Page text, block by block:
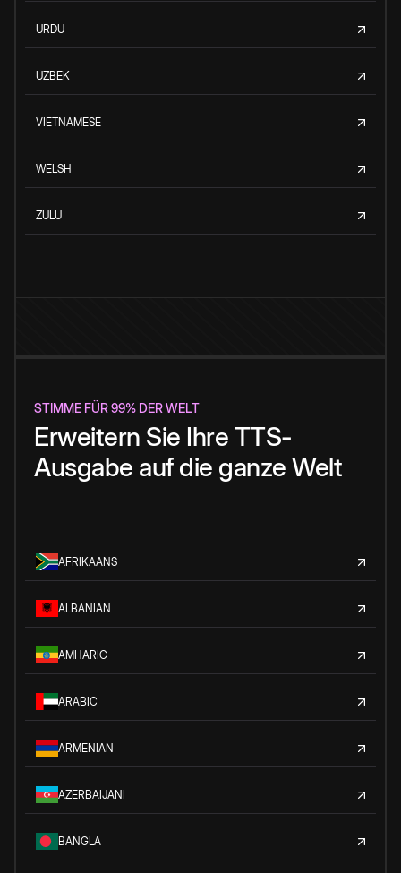
URDU
UZBEK
VIETNAMESE
WELSH
ZULU
STIMME FÜR 99% DER WELT
Erweitern Sie Ihre TTS-
Ausgabe auf die ganze Welt
AFRIKAANS
ALBANIAN
AMHARIC
ARABIC
ARMENIAN
AZERBAIJANI
BANGLA